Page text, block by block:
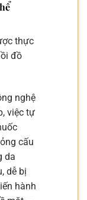
thực
đồ
nghệ
việc tự
cấu
da
dễ bị
hành